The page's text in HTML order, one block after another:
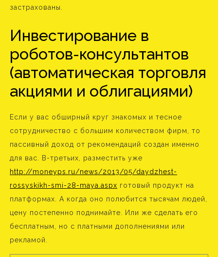
застрахованы.
Инвестирование в
роботов-консультантов
(автоматическая торговля
акциями и облигациями)
Если у вас обширный круг знакомых и тесное
сотрудничество с большим количеством фирм, то
пассивный доход от рекомендаций создан именно
для вас. В-третьих, разместить уже
http://moneyps.ru/news/2013/05/daydzhest-
rossyskikh-smi-28-maya.aspx готовый продукт на
платформах. А когда оно полюбится тысячам людей,
цену постепенно поднимайте. Или же сделать его
бесплатным, но с платными дополнениями или
рекламой.